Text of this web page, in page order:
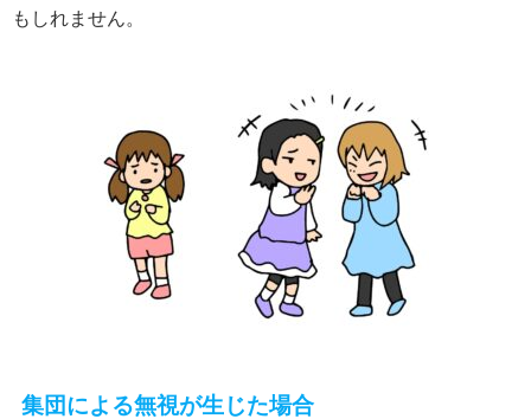
もしれません。
集団による無視が生じた場合